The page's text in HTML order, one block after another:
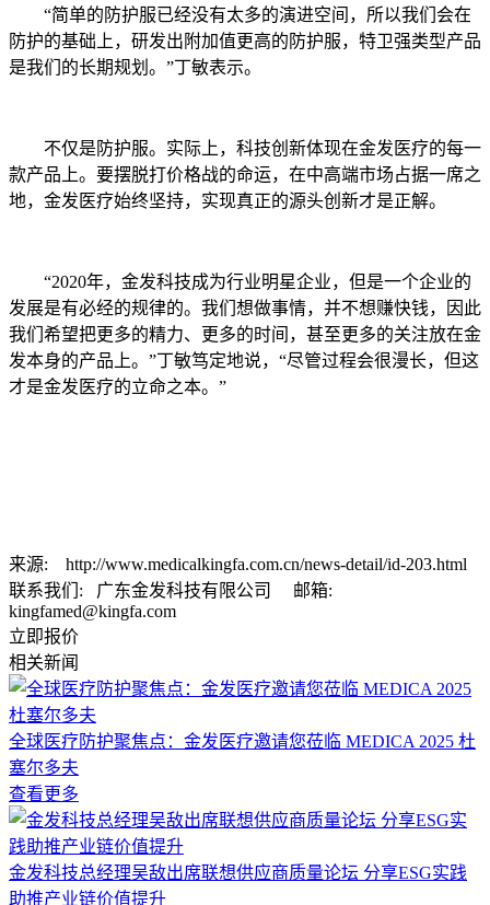
“简单的防护服已经没有太多的演进空间，所以我们会在
防护的基础上，研发出附加值更高的防护服，特卫强类型产品
是我们的长期规划。”丁敏表示。
不仅是防护服。实际上，科技创新体现在金发医疗的每一
款产品上。要摆脱打价格战的命运，在中高端市场占据一席之
地，金发医疗始终坚持，实现真正的源头创新才是正解。
“2020年，金发科技成为行业明星企业，但是一个企业的
发展是有必经的规律的。我们想做事情，并不想赚快钱，因此
我们希望把更多的精力、更多的时间，甚至更多的关注放在金
发本身的产品上。”丁敏笃定地说，“尽管过程会很漫长，但这
才是金发医疗的立命之本。”
来源: http://www.medicalkingfa.com.cn/news-detail/id-203.html
联系我们: 广东金发科技有限公司 邮箱:
kingfamed@kingfa.com
立即报价
相关新闻
全球医疗防护聚焦点：金发医疗邀请您莅临 MEDICA 2025 杜
塞尔多夫
查看更多
金发科技总经理吴敌出席联想供应商质量论坛 分享ESG实践
助推产业链价值提升